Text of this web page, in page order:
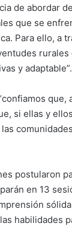
de abordar
que se
Para ello, a
y adaptable”.
si ellas y
postularon
en 13
habilidades